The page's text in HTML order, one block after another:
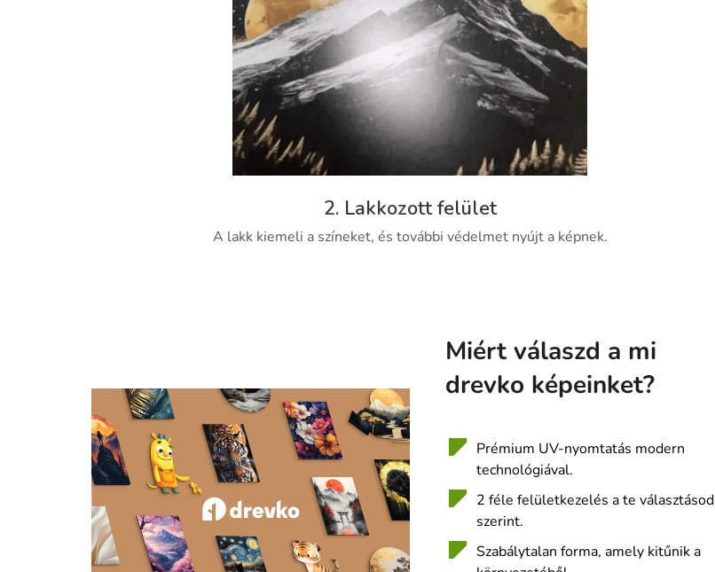
2. Lakkozott felület
A lakk kiemeli a színeket, és további védelmet nyújt a képnek.
Miért válaszd a mi
drevko képeinket?
Prémium UV-nyomtatás modern
technológiával.
2 féle felületkezelés a te választásod
szerint.
Szabálytalan forma, amely kitűnik a